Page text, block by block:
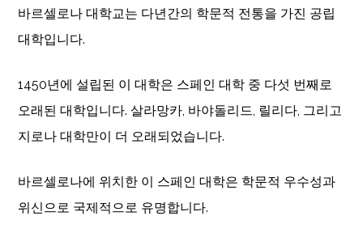
바르셀로나 대학교는 다년간의 학문적 전통을 가진 공립
대학입니다.
1450년에 설립된 이 대학은 스페인 대학 중 다섯 번째로
오래된 대학입니다. 살라망카, 바야돌리드, 릴리다, 그리고
지로나 대학만이 더 오래되었습니다.
바르셀로나에 위치한 이 스페인 대학은 학문적 우수성과
위신으로 국제적으로 유명합니다.